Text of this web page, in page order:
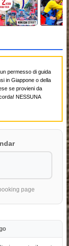
permesso di guida
in Giappone o della
se provieni da
NESSUNA
page